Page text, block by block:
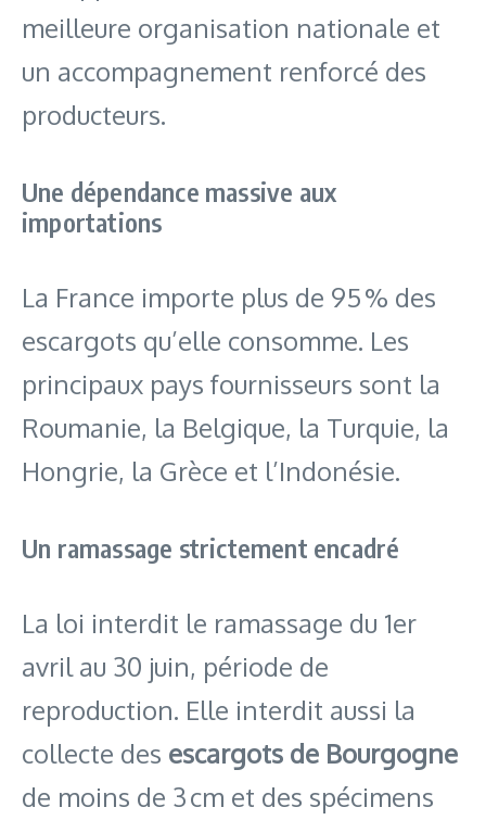
meilleure organisation nationale et
un accompagnement renforcé des
producteurs.
Une dépendance massive aux
importations
La France importe plus de 95 % des
escargots qu’elle consomme. Les
principaux pays fournisseurs sont la
Roumanie, la Belgique, la Turquie, la
Hongrie, la Grèce et l’Indonésie.
Un ramassage strictement encadré
La loi interdit le ramassage du 1er
avril au 30 juin, période de
reproduction. Elle interdit aussi la
collecte des escargots de Bourgogne
de moins de 3 cm et des spécimens